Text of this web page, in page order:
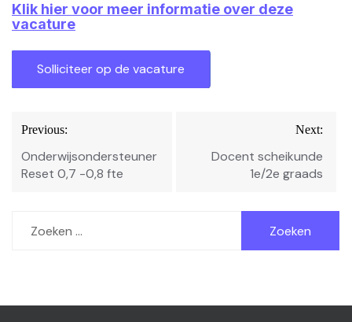
Klik hier voor meer informatie over deze
vacature
Bericht
navigatie
Previous:
Onderwijsondersteuner
Reset 0,7 -0,8 fte
Next:
Docent scheikunde
1e/2e graads
naar: